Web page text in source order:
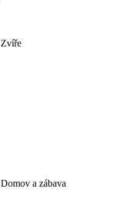
Zvíře
Domov a zábava